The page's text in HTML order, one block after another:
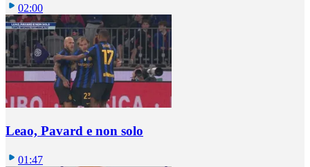
02:00
Leao, Pavard e non solo
01:47